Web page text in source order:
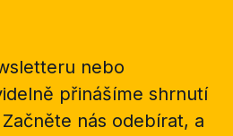
nebo
přinášíme shrnutí
nás odebírat, a